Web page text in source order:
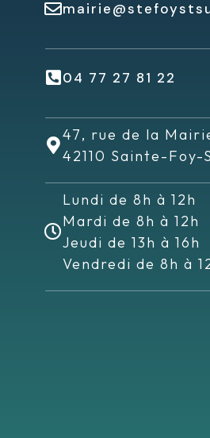
04 77 27 81 22
47, rue de la
42110 Sainte-Foy-
Lundi de 8h à 12h
Mardi de 8h à 12h
Jeudi de 13h à 16h
Vendredi de 8h à